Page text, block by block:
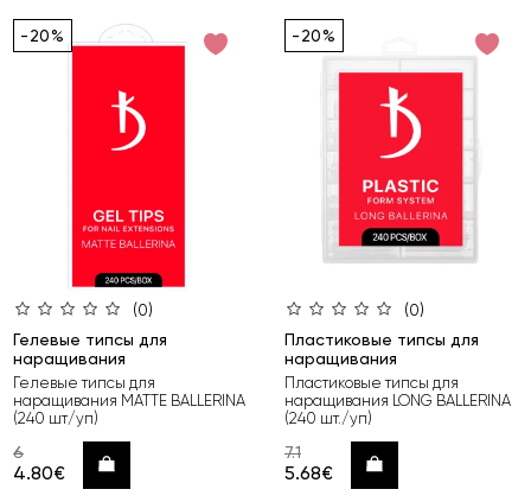
-20%
(0)
Гелевые типсы для
наращивания
Гелевые типсы для
наращивания MАТТЕ BALLERINA
(240 шт/уп)
6
4.80€ Купить
-20%
(0)
Пластиковые типсы для
наращивания
Пластиковые типсы для
наращивания LONG BALLERINA
(240 шт./уп)
7.1
5.68€ Купить